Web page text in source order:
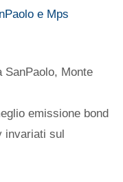
e Mps
SanPaolo, Monte
emissione bond
invariati sul